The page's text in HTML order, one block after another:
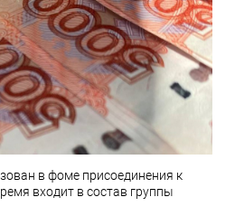
в фоме присоединения к
входит в состав группы